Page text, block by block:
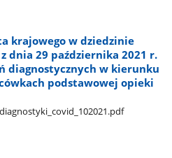
krajowego w dziedzinie
dnia 29 października 2021 r.
diagnostycznych w kierunku
podstawowej opieki